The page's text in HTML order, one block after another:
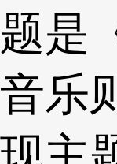
题是
音乐